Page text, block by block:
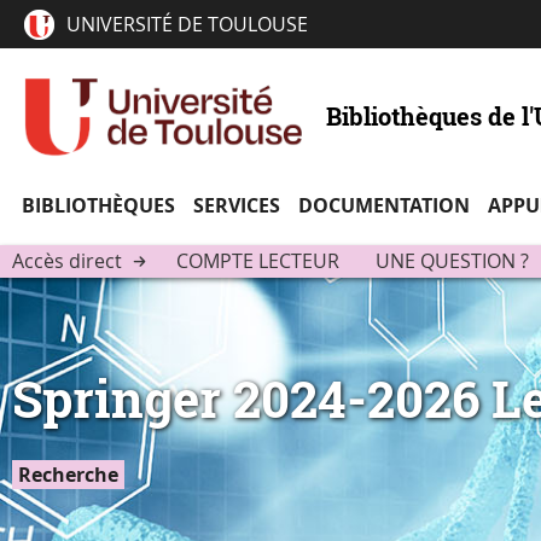
UNIVERSITÉ DE TOULOUSE
Bibliothèques de
BIBLIOTHÈQUES SERVICES DOCUMENTATION
Accès direct COMPTE LECTEUR UNE QUESTION ?
Springer 2024-2026
Recherche